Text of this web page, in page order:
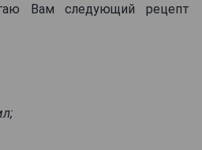
Вам следующий рецепт